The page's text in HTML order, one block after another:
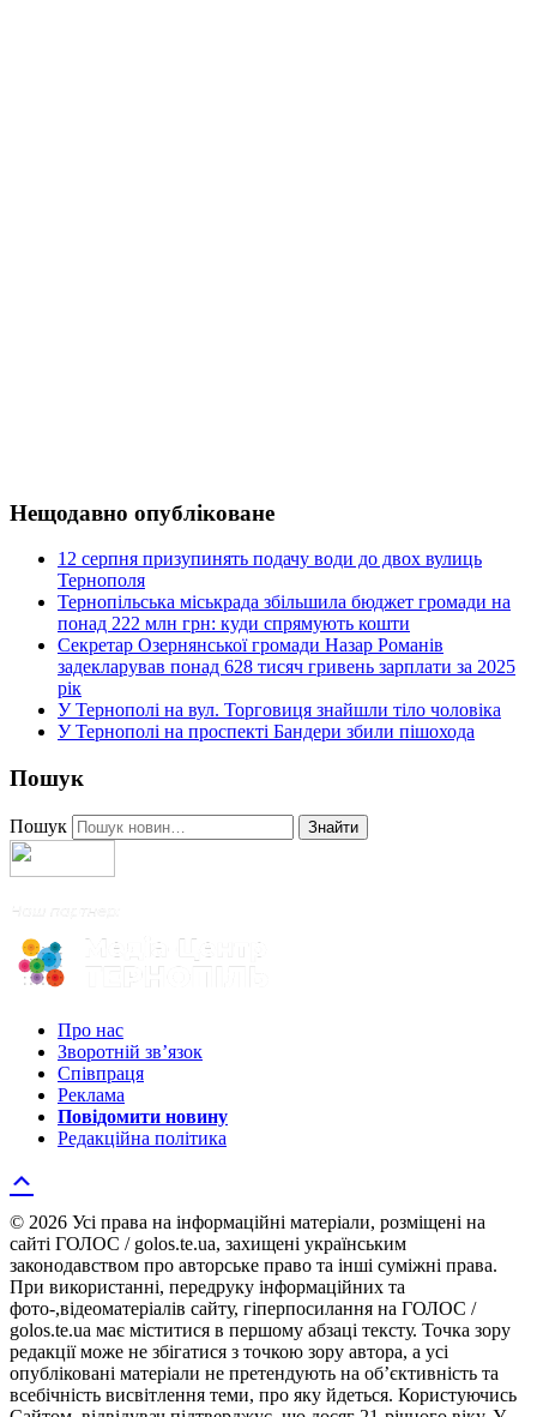
Нещодавно опубліковане
12 серпня призупинять подачу води до двох вулиць
Тернополя
Тернопільська міськрада збільшила бюджет громади на
понад 222 млн грн: куди спрямують кошти
Секретар Озернянської громади Назар Романів
задекларував понад 628 тисяч гривень зарплати за 2025
рік
У Тернополі на вул. Торговиця знайшли тіло чоловіка
У Тернополі на проспекті Бандери збили пішохода
Пошук
Пошук Знайти
Про нас
Зворотній зв’язок
Співпраця
Реклама
Повідомити новину
Редакційна політика
© 2026 Усі права на інформаційні матеріали, розміщені на
сайті ГОЛОС / golos.te.ua, захищені українським
законодавством про авторське право та інші суміжні права.
При використанні, передруку інформаційних та
фото-,відеоматеріалів сайту, гіперпосилання на ГОЛОС /
golos.te.ua має міститися в першому абзаці тексту. Точка зору
редакції може не збігатися з точкою зору автора, а усі
опубліковані матеріали не претендують на об’єктивність та
всебічність висвітлення теми, про яку йдеться. Користуючись